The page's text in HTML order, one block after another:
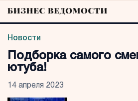
Новости
Подборка самого
ютуба!
14 апреля 2023